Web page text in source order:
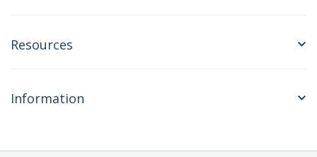
Resources
Information